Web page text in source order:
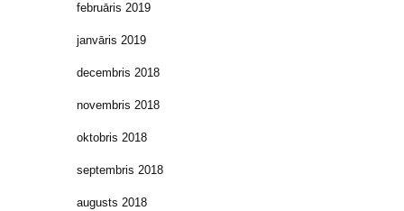
februāris 2019
janvāris 2019
decembris 2018
novembris 2018
oktobris 2018
septembris 2018
augusts 2018